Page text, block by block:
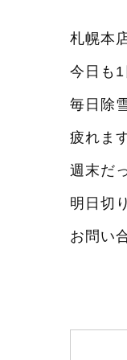
札幌本
今日も1
毎日除
疲れま
週末だ
明日切
お問い